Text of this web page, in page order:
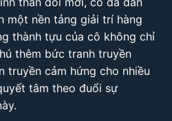
một nền tảng giải trí hàng
thành tựu của cô không chỉ
thêm bức tranh truyền
truyền cảm hứng cho nhiều
tâm theo đuổi sự